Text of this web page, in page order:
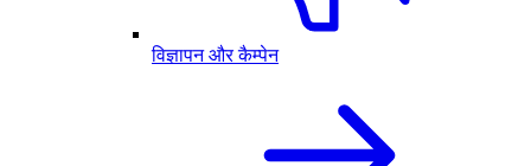
विज्ञापन और कैम्पेन